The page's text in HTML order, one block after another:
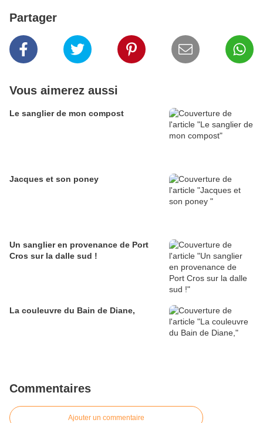
Partager
Vous aimerez aussi
Le sanglier de mon compost
Jacques et son poney
Un sanglier en provenance de Port
Cros sur la dalle sud !
La couleuvre du Bain de Diane,
Commentaires
Ajouter un commentaire